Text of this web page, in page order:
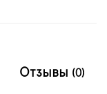
Отзывы (0)